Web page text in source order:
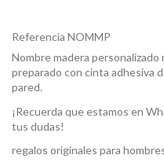
Referencia NOMMP
Nombre madera
preparado con cinta adhesiva
pared.
¡Recuerda que estamos en
tus dudas!
regalos originales para